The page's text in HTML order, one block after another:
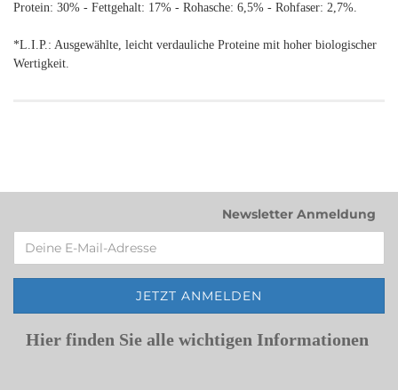
Protein: 30% - Fettgehalt: 17% - Rohasche: 6,5% - Rohfaser: 2,7%.
*L.I.P.: Ausgewählte, leicht verdauliche Proteine mit hoher biologischer
Wertigkeit.
Newsletter Anmeldung
Hier finden Sie alle wichtigen Informationen